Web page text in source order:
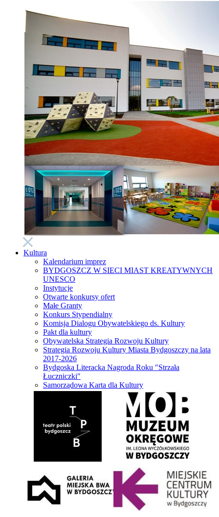
Kultura
Kalendarium imprez
BYDGOSZCZ W SIECI MIAST KREATYWNYCH
UNESCO
Instytucje
Otwarte konkursy ofert
Małe Granty
Konkurs Stypendialny
Komisja Dialogu Obywatelskiego ds. Kultury
Pakt dla kultury
Obywatelska Strategia Rozwoju Kultury
Strategia Rozwoju Kultury Miasta Bydgoszczy na lata
2017-2026
Bydgoska Literacka Nagroda Roku "Strzała
Łuczniczki"
Samorządowa Karta dla Kultury